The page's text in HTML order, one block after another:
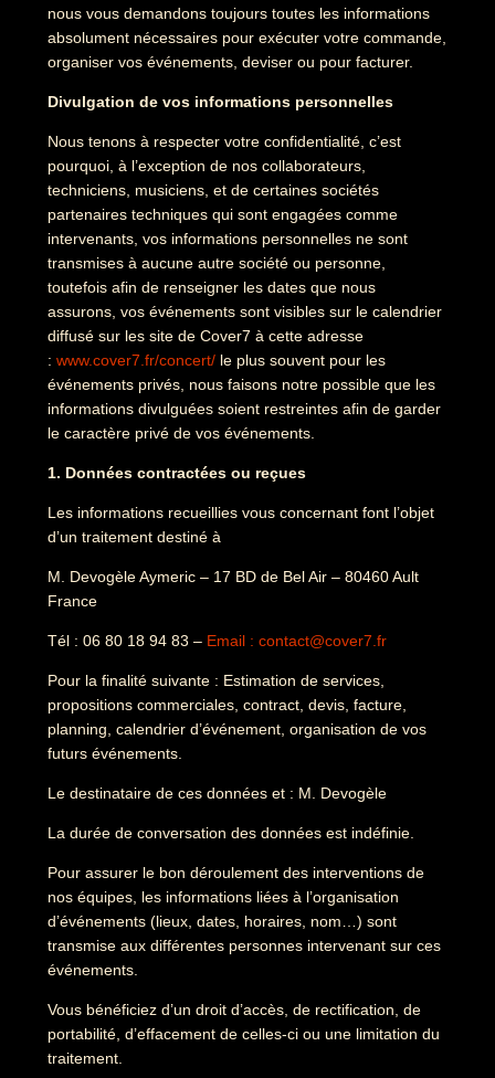
nous vous demandons toujours toutes les informations
absolument nécessaires pour exécuter votre commande,
organiser vos événements, deviser ou pour facturer.
Divulgation de vos informations personnelles
Nous tenons à respecter votre confidentialité, c’est
pourquoi, à l’exception de nos collaborateurs,
techniciens, musiciens, et de certaines sociétés
partenaires techniques qui sont engagées comme
intervenants, vos informations personnelles ne sont
transmises à aucune autre société ou personne,
toutefois afin de renseigner les dates que nous
assurons, vos événements sont visibles sur le calendrier
diffusé sur les site de Cover7 à cette adresse
: www.cover7.fr/concert/le plus souvent pour les
événements privés, nous faisons notre possible que les
informations divulguées soient restreintes afin de garder
le caractère privé de vos événements.
1. Données contractées ou reçues
Les informations recueillies vous concernant font l’objet
d’un traitement destiné à
M. Devogèle Aymeric – 17 BD de Bel Air – 80460 Ault
France
Tél : 06 80 18 94 83 – Email : contact@cover7.fr
Pour la finalité suivante : Estimation de services,
propositions commerciales, contract, devis, facture,
planning, calendrier d’événement, organisation de vos
futurs événements.
Le destinataire de ces données et : M. Devogèle
La durée de conversation des données est indéfinie.
Pour assurer le bon déroulement des interventions de
nos équipes, les informations liées à l’organisation
d’événements (lieux, dates, horaires, nom…) sont
transmise aux différentes personnes intervenant sur ces
événements.
Vous bénéficiez d’un droit d’accès, de rectification, de
portabilité, d’effacement de celles-ci ou une limitation du
traitement.